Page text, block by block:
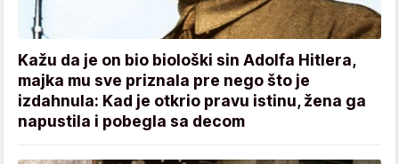
Kažu da je on bio biološki sin Adolfa Hitlera,
majka mu sve priznala pre nego što je
izdahnula: Kad je otkrio pravu istinu, žena ga
napustila i pobegla sa decom